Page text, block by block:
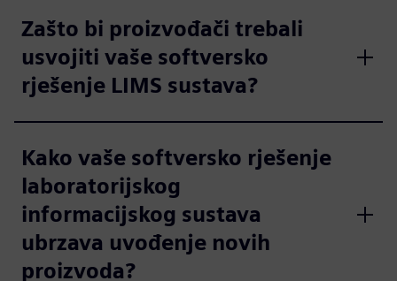
Zašto bi proizvođači trebali
usvojiti vaše softversko
rješenje LIMS sustava?
Kako vaše softversko rješenje
laboratorijskog
informacijskog sustava
ubrzava uvođenje novih
proizvoda?